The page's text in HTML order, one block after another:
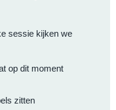
sessie kijken we
op dit moment
zitten